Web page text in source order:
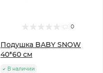
0
Подушка BABY SNOW
40*60 см
В наличии